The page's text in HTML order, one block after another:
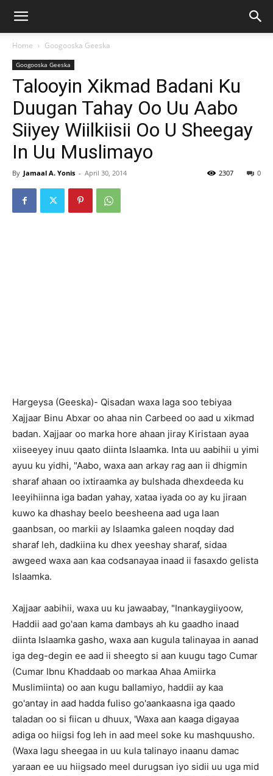
Home Googooska Geeska
Googooska Geeska
Talooyin Xikmad Badani Ku
Duugan Tahay Oo Uu Aabo
Siiyey Wiilkiisii Oo U Sheegay
In Uu Muslimayo
By Jamaal A. Yonis - April 30, 2014 0
2307
Hargeysa (Geeska)- Qisadan waxa laga soo tebiyaa
Xajjaar Binu Abxar oo ahaa nin Carbeed oo aad u xikmad
badan. Xajjaar oo marka hore ahaan jiray Kiristaan ayaa
xiiseeyey inuu qaato diinta Islaamka. Inta uu aabihii u yimi
ayuu ku yidhi, "Aabo, waxa aan arkay rag aan ii dhigmin
sharaf ahaan oo ixtiraamka ay bulshada dhexdeeda ku
leeyihiinna iga badan yahay, xataa iyada oo ay ku jiraan
kuwo ka dhashay beelo beesheena aad uga laan
gaanbsan, oo markii ay Islaamka galeen noqday dad
sharaf leh, dadkiina ku dhex yeeshay sharaf, sidaa
awgeed waxa aan kaa codsanayaa inaad ii fasaxdo gelista
Islaamka.
Xajjaar aabihii, waxa uu ku jawaabay, "Inankaygiiyoow,
Haddii aad go'aan kama dambays ah ku gaadho inaad
diinta Islaamka gasho, waxa aan kugula talinayaa in aanad
iga deg-degin ee aad ii sheegto si aan kuugu tago Cumar
(Cumar Ibnu Khaddaab oo markaa Ahaa Amiirka
Muslimiinta) oo aan kugu ballamiyo, haddii ay kaa
go'antay in aad hadda fuliso go'aankaasna iga qaado
taladan oo si fiican u dhuux, 'Waxa aan kaaga digayaa
adiga oo hiigsi fog leh in aad meel soke ku mashquusho.
(Waxa lagu sheegaa in uu kula talinayo inaanu damac
yaraan ee uu hiigsado meel durugsan iyo sidii uu uga mid